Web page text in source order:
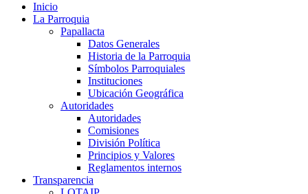
Inicio
La Parroquia
Papallacta
Datos Generales
Historia de la Parroquia
Símbolos Parroquiales
Instituciones
Ubicación Geográfica
Autoridades
Autoridades
Comisiones
División Política
Principios y Valores
Reglamentos internos
Transparencia